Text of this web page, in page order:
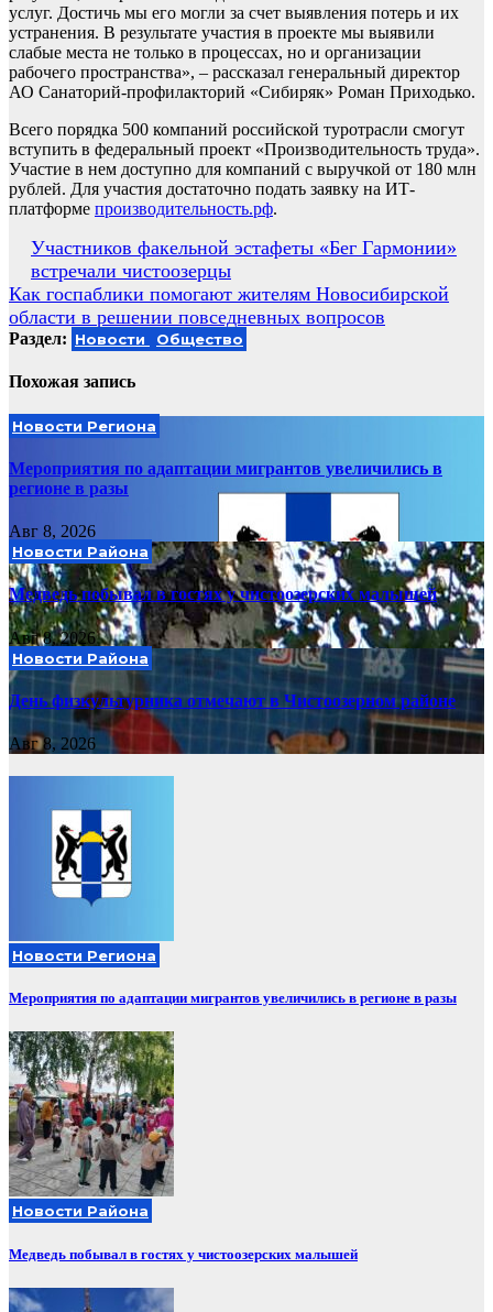
услуг. Достичь мы его могли за счет выявления потерь и их
устранения. В результате участия в проекте мы выявили
слабые места не только в процессах, но и организации
рабочего пространства», – рассказал генеральный директор
АО Санаторий-профилакторий «Сибиряк» Роман Приходько.
Всего порядка 500 компаний российской туротрасли смогут
вступить в федеральный проект «Производительность труда».
Участие в нем доступно для компаний с выручкой от 180 млн
рублей. Для участия достаточно подать заявку на ИТ-
платформе производительность.рф.
Навигация
по
записям
Участников факельной эстафеты «Бег Гармонии»
встречали чистоозерцы
Как госпаблики помогают жителям Новосибирской
области в решении повседневных вопросов
Раздел: Новости Общество
Похожая запись
Новости Региона
Мероприятия по адаптации мигрантов увеличились в
регионе в разы
Авг 8, 2026
Новости Района
Медведь побывал в гостях у чистоозерских малышей
Авг 8, 2026
Новости Района
День физкультурника отмечают в Чистоозерном районе
Авг 8, 2026
Новости Региона
Мероприятия по адаптации мигрантов увеличились в регионе в разы
Новости Района
Медведь побывал в гостях у чистоозерских малышей